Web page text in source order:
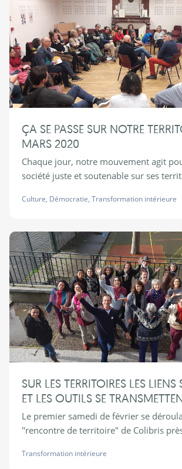
ÇA SE PASSE SUR NOTRE
MARS 2020
Chaque jour, notre mouvement agit
société juste et soutenable sur ses
Culture, Démocratie, Transformation intérieure
SUR LES TERRITOIRES LES LIENS
ET LES OUTILS SE
Le premier samedi de février se
"rencontre de territoire" de Colibris
Transformation intérieure